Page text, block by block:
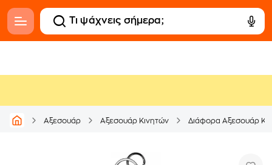
Αξεσουάρ Αξεσουάρ Κινητών Διάφορα Αξεσουάρ